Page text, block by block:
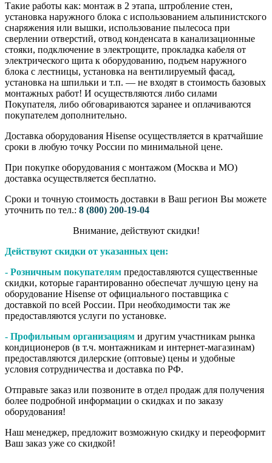
Такие работы как: монтаж в 2 этапа, штробление стен,
установка наружного блока с использованием альпинистского
снаряжения или вышки, использование пылесоса при
сверлении отверстий, отвод конденсата в канализационные
стояки, подключение в электрощите, прокладка кабеля от
электрического щита к оборудованию, подъем наружного
блока с лестницы, установка на вентилируемый фасад,
установка на шпильки и т.п. — не входят в стоимость базовых
монтажных работ! И осуществляются либо силами
Покупателя, либо обговариваются заранее и оплачиваются
покупателем дополнительно.
Доставка оборудования Hisense осуществляется в кратчайшие
сроки в любую точку России по минимальной цене.
При покупке оборудования с монтажом (Москва и МО)
доставка осуществляется бесплатно.
Сроки и точную стоимость доставки в Ваш регион Вы можете
уточнить по тел.: 8 (800) 200-19-04
Внимание,​ действуют​ скидки!
Действуют скидки от указанных цен:
- Розничным покупателям предоставляются существенные
скидки, которые гарантированно обеспечат лучшую цену на
оборудование Hisense от официального поставщика с
доставкой по всей России. При необходимости так же
предоставляются услуги по установке.
- Профильным организациям и другим участникам рынка
кондиционеров (в т.ч. монтажникам и интернет-магазинам)
предоставляются дилерские (оптовые) цены и удобные
условия сотрудничества и доставка по РФ.
Отправьте заказ или позвоните в отдел продаж для получения
более подробной информации о скидках и по заказу
оборудования!
Наш менеджер, предложит возможную скидку и переоформит
Ваш заказ уже со скидкой!